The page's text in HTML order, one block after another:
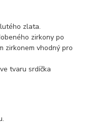
zlata.
zirkony po
zirkonem vhodný pro
tvaru srdíčka